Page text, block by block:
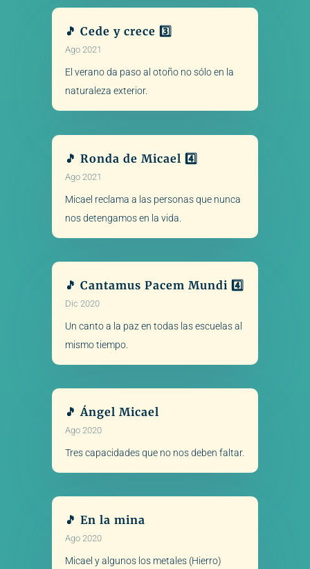
🎵 Cede y crece 3️⃣
Ago 2021
El verano da paso al otoño no sólo en la
naturaleza exterior.
🎵 Ronda de Micael 4️⃣
Ago 2021
Micael reclama a las personas que nunca
nos detengamos en la vida.
🎵 Cantamus Pacem Mundi 4️⃣
Dic 2020
Un canto a la paz en todas las escuelas al
mismo tiempo.
🎵 Ángel Micael
Ago 2020
Tres capacidades que no nos deben faltar.
🎵 En la mina
Ago 2020
Micael y algunos los metales (Hierro)